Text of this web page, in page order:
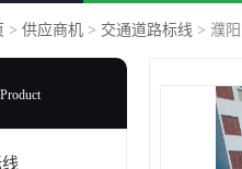
> 供应商机 > 交通道路标线 > 濮
Product